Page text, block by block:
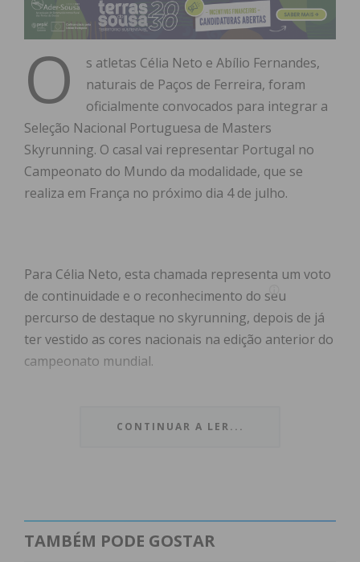
O
s atletas Célia Neto e Abílio Fernandes,
naturais de Paços de Ferreira, foram
oficialmente convocados para integrar a
Seleção Nacional Portuguesa de Masters
Skyrunning. O casal vai representar Portugal no
Campeonato do Mundo da modalidade, que se
realiza em França no próximo dia 4 de julho.
Para Célia Neto, esta chamada representa um voto
de continuidade e o reconhecimento do seu
percurso de destaque no skyrunning, depois de já
ter vestido as cores nacionais na edição anterior do
campeonato mundial.
de Abílio Fernandes em competições mundiais pela
A dupla convocação deste casal pacense constitui
motivo de orgulho tanto para a freguesia de
CONTINUAR A LER...
TAMBÉM PODE GOSTAR